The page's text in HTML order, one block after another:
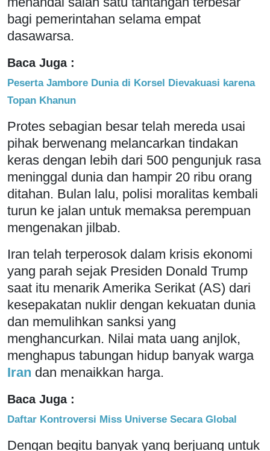
bagi pemerintahan selama empat
dasawarsa.
Baca Juga :
Peserta Jambore Dunia di Korsel Dievakuasi karena
Topan Khanun
Protes sebagian besar telah mereda usai
pihak berwenang melancarkan tindakan
keras dengan lebih dari 500 pengunjuk rasa
meninggal dunia dan hampir 20 ribu orang
ditahan. Bulan lalu, polisi moralitas kembali
turun ke jalan untuk memaksa perempuan
mengenakan jilbab.
Iran telah terperosok dalam krisis ekonomi
yang parah sejak Presiden Donald Trump
saat itu menarik Amerika Serikat (AS) dari
kesepakatan nuklir dengan kekuatan dunia
dan memulihkan sanksi yang
menghancurkan. Nilai mata uang anjlok,
menghapus tabungan hidup banyak warga
Iran dan menaikkan harga.
Baca Juga :
Daftar Kontroversi Miss Universe Secara Global
Dengan begitu banyak yang berjuang untuk